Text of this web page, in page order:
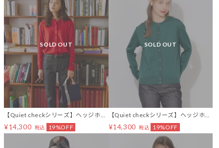
SOLD OUT
【Quiet checkシリーズ】ヘッジホッ
グカーディガン
¥14,300 税込 19%OFF
SOLD OUT
【Quiet checkシリーズ】ヘッジホッ
グカーディガン
¥14,300 税込 19%OFF